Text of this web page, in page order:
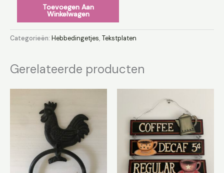
Toevoegen Aan
Winkelwagen
Categorieën: Hebbedingetjes, Tekstplaten
Gerelateerde producten